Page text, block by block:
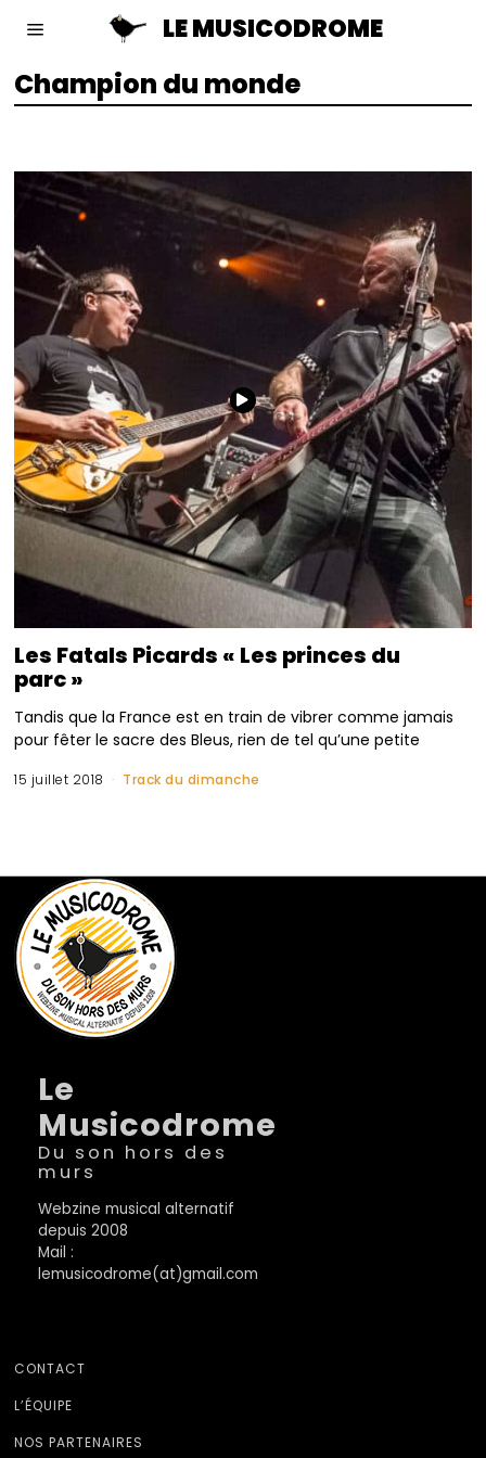
LE MUSICODROME
Champion du monde
Les Fatals Picards « Les princes du
parc »
Tandis que la France est en train de vibrer comme jamais
pour fêter le sacre des Bleus, rien de tel qu’une petite
15 juillet 2018 Track du dimanche
Le
Musicodrome
Du son hors des
murs
Webzine musical alternatif
depuis 2008
Mail :
lemusicodrome(at)gmail.com
CONTACT
L’ÉQUIPE
NOS PARTENAIRES